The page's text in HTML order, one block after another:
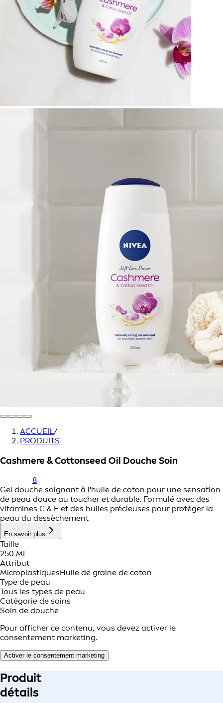
ACCUEIL/
PRODUITS
Cashmere & Cottonseed Oil Douche Soin
8
Gel douche soignant à l'huile de coton pour une sensation
de peau douce au toucher et durable. Formulé avec des
vitamines C & E et des huiles précieuses pour protéger la
peau du dessèchement
En savoir plus
Taille
250 ML
Attribut
MicroplastiquesHuile de graine de coton
Type de peau
Tous les types de peau
Catégorie de soins
Soin de douche
Pour afficher ce contenu, vous devez activer le
consentement marketing.
Activer le consentement marketing
Produit
détails